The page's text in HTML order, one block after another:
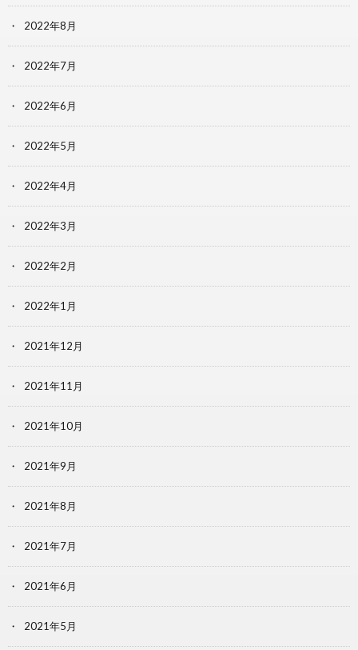
2022年8月
2022年7月
2022年6月
2022年5月
2022年4月
2022年3月
2022年2月
2022年1月
2021年12月
2021年11月
2021年10月
2021年9月
2021年8月
2021年7月
2021年6月
2021年5月